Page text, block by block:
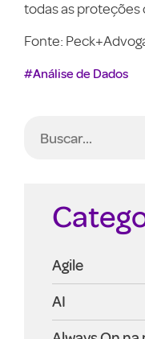
todas as proteções
Fonte:
#Análise de Dados
Agile
AI